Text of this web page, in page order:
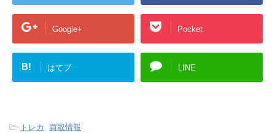
Google+ Pocket
B! はてブ LINE
- トレカ , 買取情報